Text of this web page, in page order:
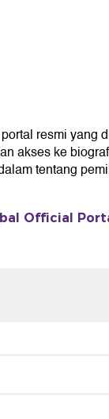
resmi
akses ke
tentang
Official